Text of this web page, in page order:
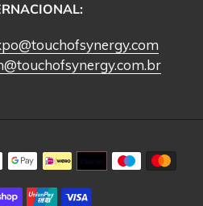
Métodos
de
pago